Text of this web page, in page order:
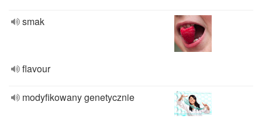
smak
flavour
modyfikowany genetycznie